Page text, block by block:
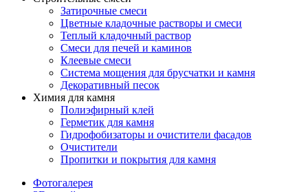
Затирочные смеси
Цветные кладочные растворы и смеси
Теплый кладочный раствор
Смеси для печей и каминов
Клеевые смеси
Система мощения для брусчатки и камня
Декоративный песок
Химия для камня
Полиэфирный клей
Герметик для камня
Гидрофобизаторы и очистители фасадов
Очистители
Пропитки и покрытия для камня
Фотогалерея